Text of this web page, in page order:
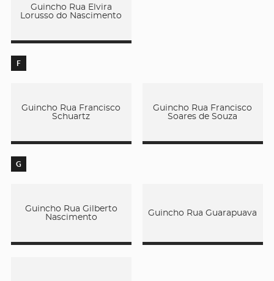
Guincho Rua Elvira
Lorusso do Nascimento
F
Guincho Rua Francisco
Schuartz
Guincho Rua Francisco
Soares de Souza
G
Guincho Rua Gilberto
Nascimento
Guincho Rua Guarapuava